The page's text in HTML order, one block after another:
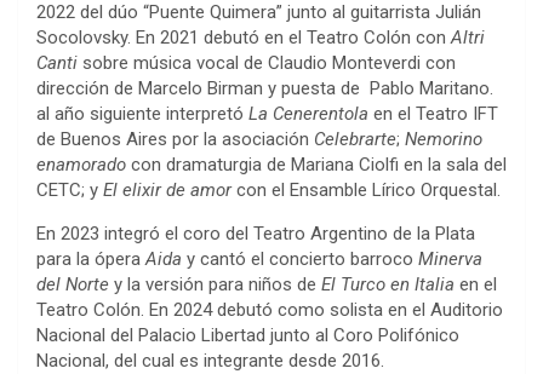
2022 del dúo “Puente Quimera” junto al guitarrista Julián
Socolovsky. En 2021 debutó en el Teatro Colón conAltri
Canti sobre música vocal de Claudio Monteverdi con
dirección de Marcelo Birman y puesta de Pablo Maritano.
al año siguiente interpretó La Cenerentola en el Teatro IFT
de Buenos Aires por la asociación Celebrarte; Nemorino
enamorado con dramaturgia de Mariana Ciolfi en la sala del
CETC; y El elixir de amorcon el Ensamble Lírico Orquestal.
En 2023 integró el coro del Teatro Argentino de la Plata
para la óperaAida y cantó el concierto barroco Minerva
del Norte y la versión para niños de El Turco en Italia en el
Teatro Colón. En 2024 debutó como solista en el Auditorio
Nacional del Palacio Libertad junto al Coro Polifónico
Nacional, del cual es integrante desde 2016.